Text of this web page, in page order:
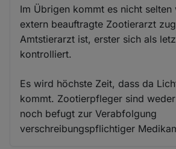
Im Übrigen kommt es nicht selten
extern beauftragte Zootierarzt
Amtstierarzt ist, erster sich als
kontrolliert.
Es wird höchste Zeit, dass da
kommt. Zootierpfleger sind
noch befugt zur Verabfolgung
verschreibungspflichtiger